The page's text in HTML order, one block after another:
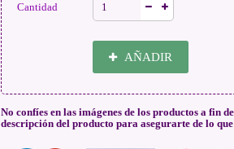
Cantidad
AÑADIR
No confíes en las imágenes de los productos a fin
descripción del producto para asegurarte de lo